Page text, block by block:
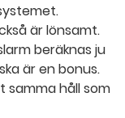
är lönsamt.
beräknas ju
är en bonus.
håll som